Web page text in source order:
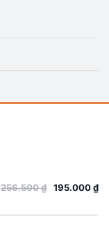
256.500₫ 195.000₫